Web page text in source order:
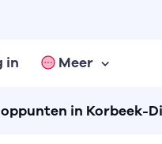
in Meer
in Korbeek-